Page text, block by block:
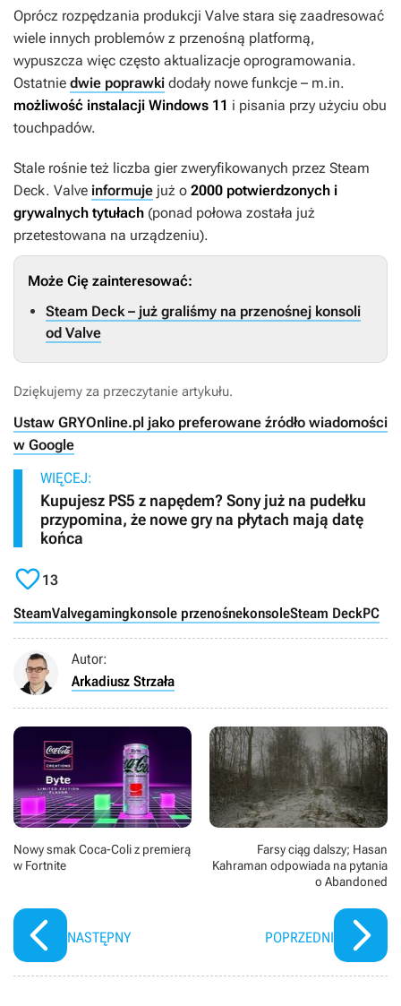
Oprócz rozpędzania produkcji Valve stara się zaadresować
wiele innych problemów z przenośną platformą,
wypuszcza więc często aktualizacje oprogramowania.
Ostatnie dwie poprawki dodały nowe funkcje – m.in.
możliwość instalacji Windows 11 i pisania przy użyciu obu
touchpadów.
Stale rośnie też liczba gier zweryfikowanych przez Steam
Deck. Valve informuje już o 2000 potwierdzonych i
grywalnych tytułach (ponad połowa została już
przetestowana na urządzeniu).
Może Cię zainteresować:
Steam Deck – już graliśmy na przenośnej konsoli
od Valve
Dziękujemy za przeczytanie artykułu.
Ustaw GRYOnline.pl jako preferowane źródło wiadomości
w Google
WIĘCEJ:
Kupujesz PS5 z napędem? Sony już na pudełku
przypomina, że nowe gry na płytach mają datę
końca
13
SteamValvegamingkonsole przenośnekonsoleSteam DeckPC
Autor:
Arkadiusz Strzała
Nowy smak Coca-Coli z premierą
w Fortnite
NASTĘPNY
Farsy ciąg dalszy; Hasan
Kahraman odpowiada na pytania
o Abandoned
POPRZEDNI